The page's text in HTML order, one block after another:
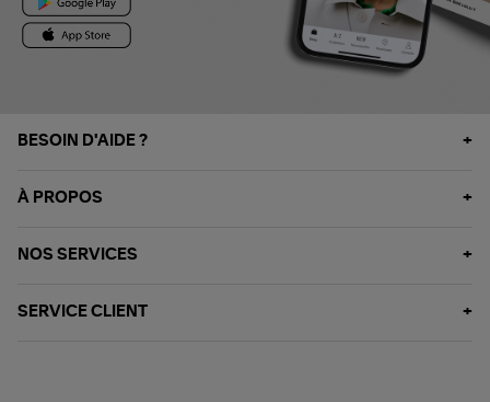
BESOIN D'AIDE ?
À PROPOS
NOS SERVICES
SERVICE CLIENT